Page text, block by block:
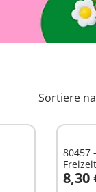
Sortiere
80457
8,30
In